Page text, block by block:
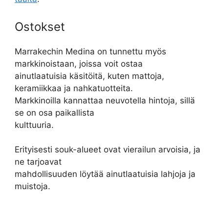
Ostokset
Marrakechin Medina on tunnettu myös
markkinoistaan, joissa voit ostaa
ainutlaatuisia käsitöitä, kuten mattoja,
keramiikkaa ja nahkatuotteita.
Markkinoilla kannattaa neuvotella hintoja, sillä
se on osa paikallista
kulttuuria.
Erityisesti souk-alueet ovat vierailun arvoisia, ja
ne tarjoavat
mahdollisuuden löytää ainutlaatuisia lahjoja ja
muistoja.